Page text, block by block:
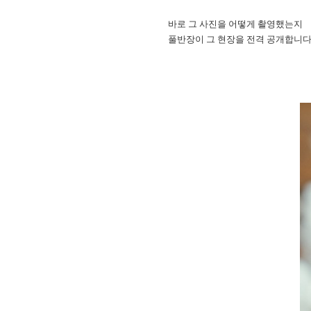
바로 그 사진을 어떻게 촬영했는지
풀반장이 그 현장을 전격 공개합니